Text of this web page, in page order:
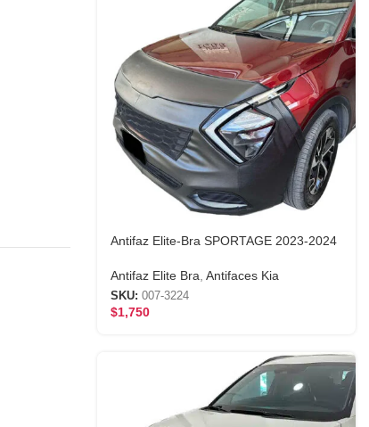
Antifaz Elite-Bra SPORTAGE 2023-2024
Antifaz Elite Bra Antifaces Kia
SKU: 007-3224
$1,750